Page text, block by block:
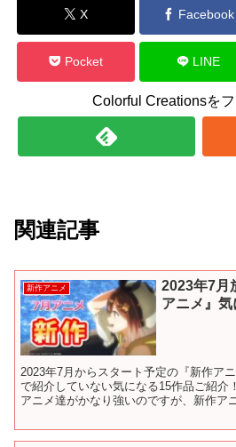
X Facebook
Pocket LINE
Colorful Creationsを
関連記事
新作アニメ
2023年7月
アニメ』気
2023年7月からスタート予定の『新作ア
で紹介していない気になる15作品ご紹介
アニメ達がかなり強いのですが、新作ア